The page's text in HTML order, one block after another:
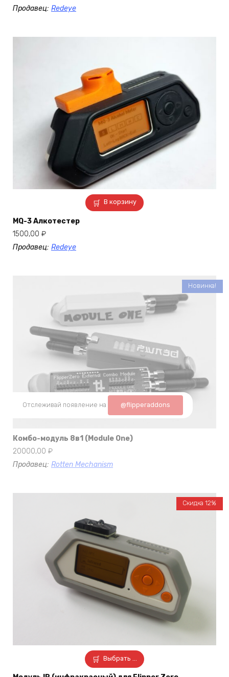
Продавец: Redeye
В корзину
MQ-3 Алкотестер
1500,00 ₽
Продавец: Redeye
Отслеживай появление на @flipperaddons
Новинка!
Комбо-модуль 8в1 (Module One)
20000,00 ₽
Продавец: Rotten Mechanism
Выбрать ...
Скидка 12%